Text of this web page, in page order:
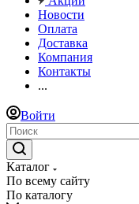
Новости
Оплата
Доставка
Компания
Контакты
...
Войти
Каталог
По всему сайту
По каталогу